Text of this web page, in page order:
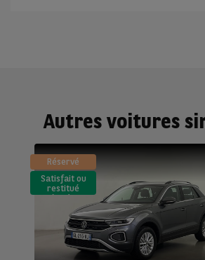
Autres voitures
Réservé
Satisfait ou
restitué
(LLD)*